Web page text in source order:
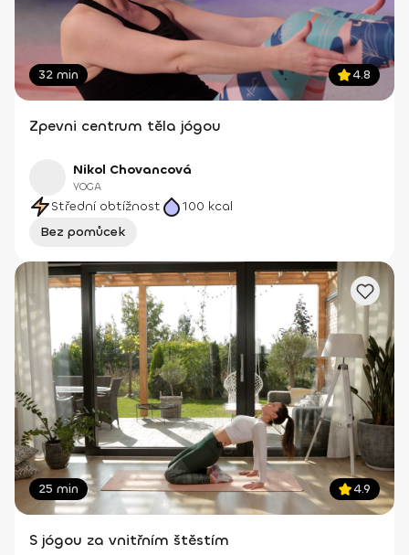
32 min 4.8
Zpevni centrum těla jógou
Nikol Chovancová
YOGA
Střední obtížnost 100 kcal
Bez pomůcek
25 min 4.9
S jógou za vnitřním štěstím